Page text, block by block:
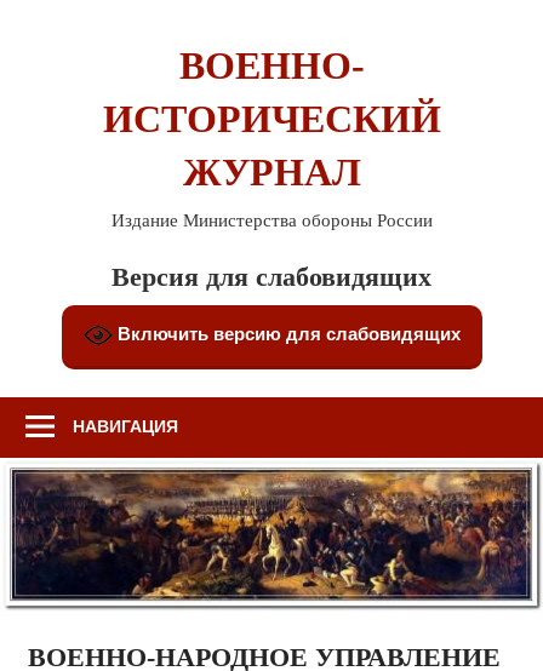
ВОЕННО-
ИСТОРИЧЕСКИЙ
ЖУРНАЛ
Издание Министерства обороны России
Версия для слабовидящих
Включить версию для слабовидящих
НАВИГАЦИЯ
ВОЕННО-НАРОДНОЕ УПРАВЛЕНИЕ